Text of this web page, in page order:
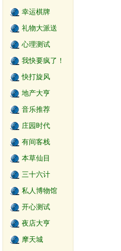
幸运棋牌
礼物大派送
心理测试
我快要疯了！
快打旋风
地产大亨
音乐推荐
庄园时代
有间客栈
本草仙目
三十六计
私人博物馆
开心测试
夜店大亨
摩天城